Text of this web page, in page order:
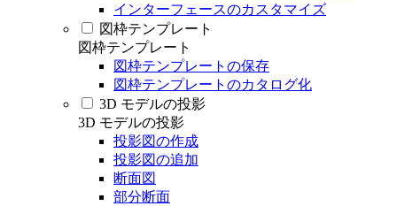
インターフェースのカスタマイズ
図枠テンプレート
図枠テンプレート
図枠テンプレートの保存
図枠テンプレートのカタログ化
3D モデルの投影
3D モデルの投影
投影図の作成
投影図の追加
断面図
部分断面